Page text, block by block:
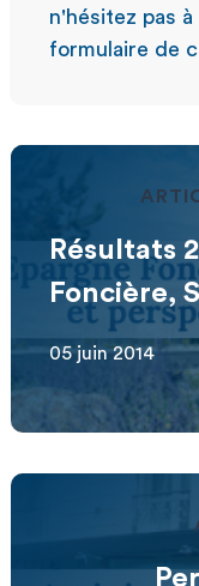
n'hésitez pas
formulaire de
Résultats
Foncière,
05 juin 2014